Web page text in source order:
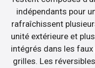
indépendants pour
rafraîchissent
unité extérieure et
intégrés dans les
grilles. Les